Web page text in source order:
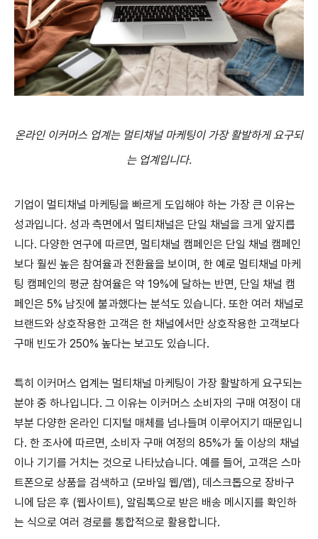
온라인 이커머스 업계는 멀티채널 마케팅이 가장 활발하게 요구되
는 업계입니다.
기업이 멀티채널 마케팅을 빠르게 도입해야 하는 가장 큰 이유는
성과입니다. 성과 측면에서 멀티채널은 단일 채널을 크게 앞지릅
니다. 다양한 연구에 따르면, 멀티채널 캠페인은 단일 채널 캠페인
보다 훨씬 높은 참여율과 전환율을 보이며, 한 예로 멀티채널 마케
팅 캠페인의 평균 참여율은 약 19%에 달하는 반면, 단일 채널 캠
페인은 5% 남짓에 불과했다는 분석도 있습니다. 또한 여러 채널로
브랜드와 상호작용한 고객은 한 채널에서만 상호작용한 고객보다
구매 빈도가 250% 높다는 보고도 있습니다.
특히 이커머스 업계는 멀티채널 마케팅이 가장 활발하게 요구되는
분야 중 하나입니다. 그 이유는 이커머스 소비자의 구매 여정이 대
부분 다양한 온라인 디지털 매체를 넘나들며 이루어지기 때문입니
다. 한 조사에 따르면, 소비자 구매 여정의 85%가 둘 이상의 채널
이나 기기를 거치는 것으로 나타났습니다. 예를 들어, 고객은 스마
트폰으로 상품을 검색하고 (모바일 웹/앱), 데스크톱으로 장바구
니에 담은 후 (웹사이트), 알림톡으로 받은 배송 메시지를 확인하
는 식으로 여러 경로를 통합적으로 활용합니다.